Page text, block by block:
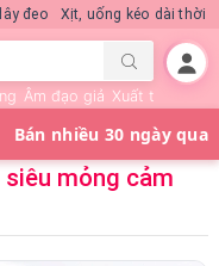
đeo Xịt, uống kéo dài thời
Âm đạo giả Xuất tinh sớm
siêu mỏng cảm